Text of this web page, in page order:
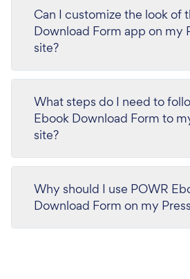
Can I customize the look of
Download Form app on my
site?
What steps do I need to
Ebook Download Form to
site?
Why should I use POWR
Download Form on my